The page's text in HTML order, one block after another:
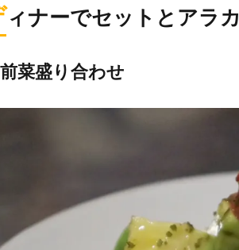
ィナーでセットとアラ
前菜盛り合わせ